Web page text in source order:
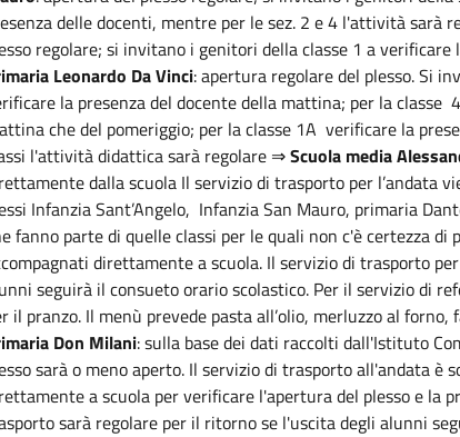
delle docenti, mentre per le sez. 2 e 4 l'attività sarà
regolare; si invitano i genitori della classe 1 a
Leonardo Da Vinci: apertura regolare del plesso. Si
la presenza del docente della mattina; per la classe
che del pomeriggio; per la classe 1A verificare la
l'attività didattica sarà regolare ⇒Scuola media
dalla scuola Il servizio di trasporto per l’andata
Infanzia Sant’Angelo, Infanzia San Mauro, primaria
fanno parte di quelle classi per le quali non c'è certezza di
direttamente a scuola. Il servizio di trasporto
seguirà il consueto orario scolastico. Per il servizio di
il pranzo. Il menù prevede pasta all’olio, merluzzo al forno,
Don Milani: sulla base dei dati raccolti dall'Istituto
sarà o meno aperto. Il servizio di trasporto all'andata è
a scuola per verificare l'apertura del plesso e la
sarà regolare per il ritorno se l'uscita degli alunni